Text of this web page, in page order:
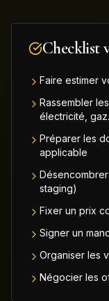
Checklist
Faire estimer
Rassembler
électricité,
Préparer les
applicable
staging)
Fixer un prix
Signer un
Organiser les
Négocier les